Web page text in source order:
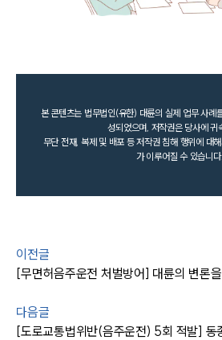
본 콘텐츠는 법무법인(유한) 대륜의 실제 업무 사례
성되었으며, 저작권은 당사에 귀
무단 전재, 복제 및 배포 등 저작권 침해 행위에 대
가 이루어질 수 있습니다.
이전글
다음글